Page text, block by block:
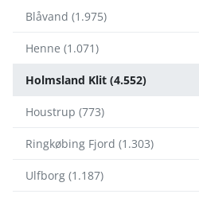
Blåvand (1.975)
Henne (1.071)
Holmsland Klit (4.552)
Houstrup (773)
Ringkøbing Fjord (1.303)
Ulfborg (1.187)